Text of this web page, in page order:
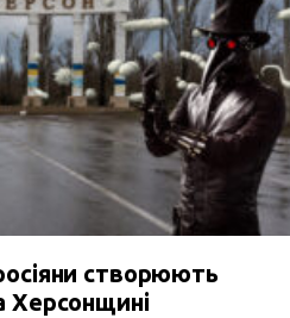
створюють
Херсонщині